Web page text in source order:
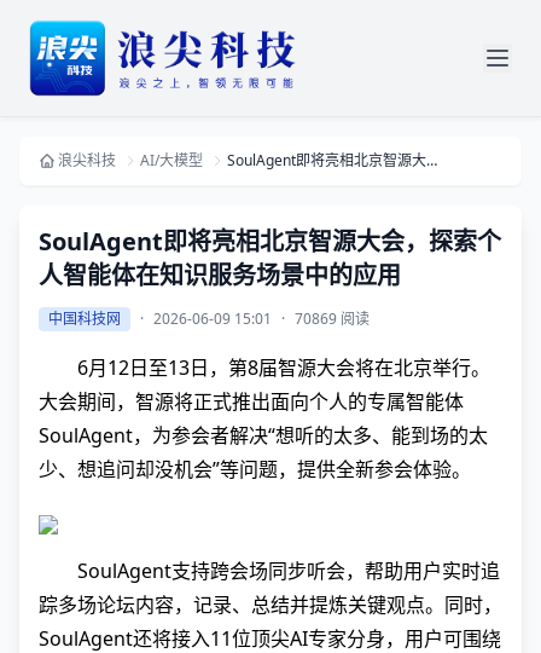
浪尖科技 AI/大模型 SoulAgent即将亮相北京智源大会，探索个人智能体在知识服务场景中的应用
SoulAgent即将亮相北京智源大会，探索个
人智能体在知识服务场景中的应用
中国科技网 · 2026-06-09 15:01 · 70869 阅读
6月12日至13日，第8届智源大会将在北京举行。
大会期间，智源将正式推出面向个人的专属智能体
SoulAgent，为参会者解决“想听的太多、能到场的太
少、想追问却没机会”等问题，提供全新参会体验。
SoulAgent支持跨会场同步听会，帮助用户实时追
踪多场论坛内容，记录、总结并提炼关键观点。同时，
SoulAgent还将接入11位顶尖AI专家分身，用户可围绕